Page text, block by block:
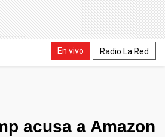
En vivo Radio La Red
acusa a Amazon